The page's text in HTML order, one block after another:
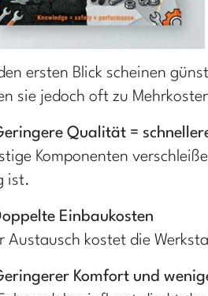
ersten Blick scheinen
sie jedoch oft zu
Qualität =
Komponenten
ist.
Einbaukosten
Austausch kostet die
Komfort und